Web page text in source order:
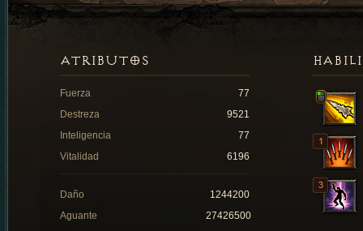
ATRIBUTOS
Fuerza
77
Destreza
9521
Inteligencia
77
Vitalidad
6196
Daño
1244200
Aguante
27426500